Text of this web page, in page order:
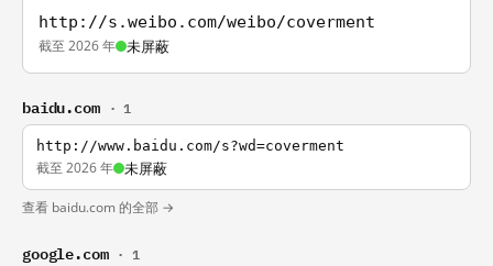
http://s.weibo.com/weibo/coverment
截至 2026 年 未屏蔽
baidu.com · 1
http://www.baidu.com/s?wd=coverment
截至 2026 年 未屏蔽
查看 baidu.com 的全部 →
google.com · 1